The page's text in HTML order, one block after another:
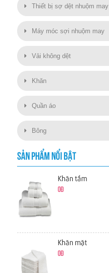
Thiết bị sợ dệt nhuộm may
Máy móc sợi nhuộm may
Vải không dệt
Khăn
Quần áo
Bông
SẢN PHẨM NỔI BẬT
Khăn tắm
0đ
Khăn mặt
0đ